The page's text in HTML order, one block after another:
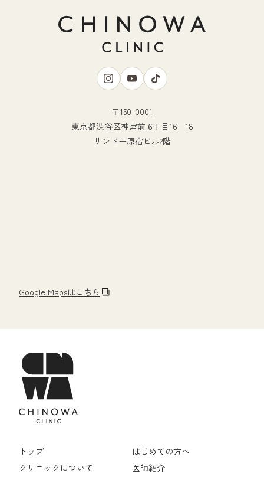
Google Mapsはこちら
〒150-0001
東京都渋谷区神宮前 6丁目16−18
サンドー原宿ビル2階
トップ
はじめての方へ
クリニックについて
医師紹介